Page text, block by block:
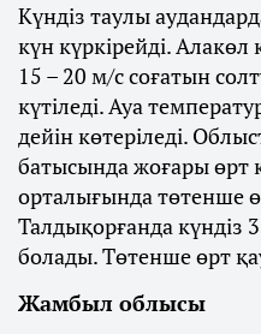
Күндіз таулы
күн күркірейді. Алакөл
15 – 20 м/с соғатын
күтіледі. Ауа
дейін көтеріледі.
батысында жоғары өрт
орталығында төтенше
Талдықорғанда күндіз
болады. Төтенше өрт
Жамбыл облысы